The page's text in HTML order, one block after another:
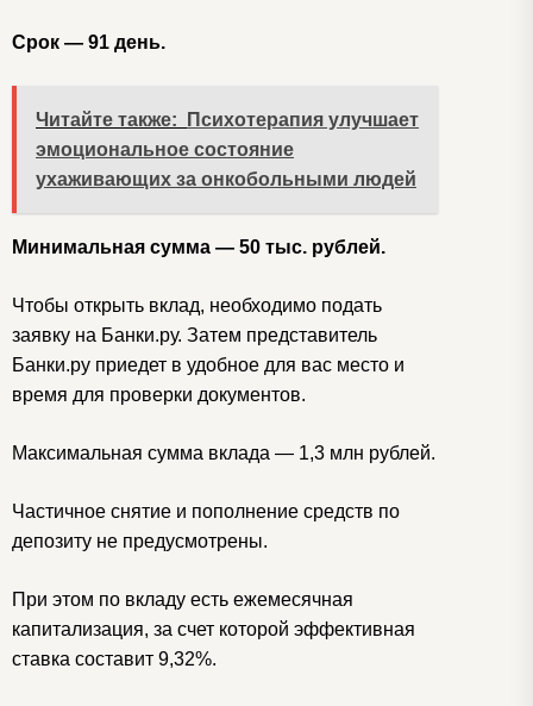
Срок — 91 день.
Читайте также:
Психотерапия улучшает
эмоциональное состояние
ухаживающих за онкобольными людей
Минимальная сумма — 50 тыс. рублей.
Чтобы открыть вклад, необходимо подать
заявку на Банки.ру. Затем представитель
Банки.ру приедет в удобное для вас место и
время для проверки документов.
Максимальная сумма вклада — 1,3 млн рублей.
Частичное снятие и пополнение средств по
депозиту не предусмотрены.
При этом по вкладу есть ежемесячная
капитализация, за счет которой эффективная
ставка составит 9,32%.